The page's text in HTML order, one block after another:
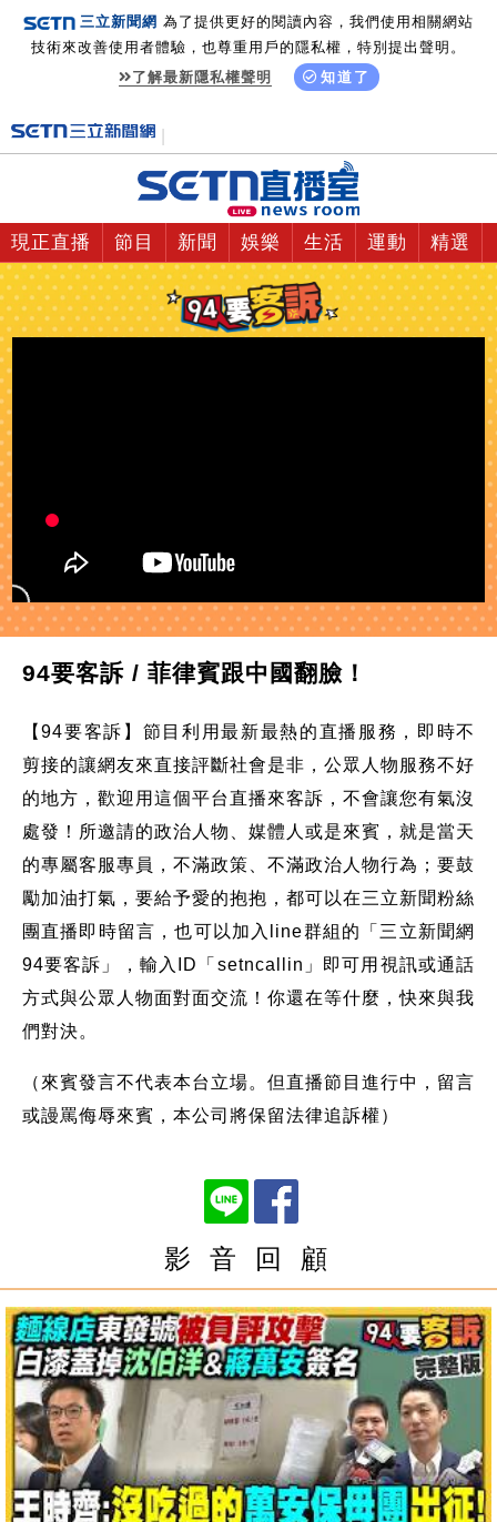
三立新聞網 為了提供更好的閱讀內容，我們使用相關網站
技術來改善使用者體驗，也尊重用戶的隱私權，特別提出聲明。
了解最新隱私權聲明
知道了
現正直播 節目 新聞 娛樂 生活 運動 精選
94要客訴 / 菲律賓跟中國翻臉！
【94要客訴】節目利用最新最熱的直播服務，即時不
剪接的讓網友來直接評斷社會是非，公眾人物服務不好
的地方，歡迎用這個平台直播來客訴，不會讓您有氣沒
處發！所邀請的政治人物、媒體人或是來賓，就是當天
的專屬客服專員，不滿政策、不滿政治人物行為；要鼓
勵加油打氣，要給予愛的抱抱，都可以在三立新聞粉絲
團直播即時留言，也可以加入line群組的「三立新聞網
94要客訴」，輸入ID「setncallin」即可用視訊或通話
方式與公眾人物面對面交流！你還在等什麼，快來與我
們對決。
（來賓發言不代表本台立場。但直播節目進行中，留言
或謾罵侮辱來賓，本公司將保留法律追訴權）
影 音 回 顧